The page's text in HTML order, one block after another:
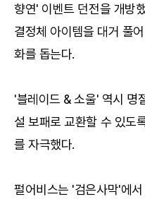
향연' 이벤트 던전을 개방
결정체 아이템을 대거 풀
화를 돕는다.
'블레이드 & 소울' 역시 명
설 보패로 교환할 수 있도
를 자극했다.
펄어비스는 '검은사막'에